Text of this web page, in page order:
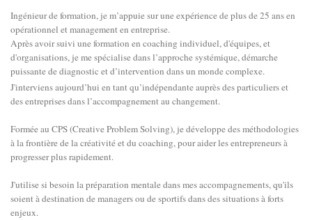
Ingénieur de formation, je m’appuie sur une expérience de plus de 25 ans en
opérationnel et management en entreprise.
Après avoir suivi une formation en coaching individuel, d'équipes, et
d'organisations, je me spécialise dans l’approche systémique, démarche
puissante de diagnostic et d’intervention dans un monde complexe.
J'interviens aujourd’hui en tant qu’indépendante auprès des particuliers et
des entreprises dans l’accompagnement au changement.
Formée au CPS (Creative Problem Solving), je développe des méthodologies
à la frontière de la créativité et du coaching, pour aider les entrepreneurs à
progresser plus rapidement.
J'utilise si besoin la préparation mentale dans mes accompagnements, qu'ils
soient à destination de managers ou de sportifs dans des situations à forts
enjeux.